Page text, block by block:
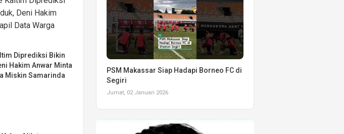
Diprediksi Bikin
Hakim Anwar Minta
Miskin Samarinda
PSM Makassar Siap Hadapi Borneo FC di
Segiri
Jumat, 02 Januari 2026